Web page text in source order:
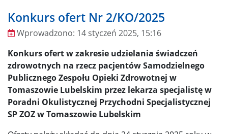
Konkurs ofert Nr 2/KO/2025
Wprowadzono
Wprowadzono: 14 styczeń 2025, 15:16
Konkurs ofert w zakresie udzielania świadczeń
zdrowotnych na rzecz pacjentów Samodzielnego
Publicznego Zespołu Opieki Zdrowotnej w
Tomaszowie Lubelskim przez lekarza specjalistę w
Poradni Okulistycznej Przychodni Specjalistycznej
SP ZOZ w Tomaszowie Lubelskim